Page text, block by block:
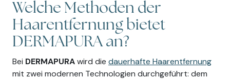
Welche Methoden der
Haarentfernung bietet
DERMAPURA an?
Bei DERMAPURAwird die dauerhafte Haarentfernung
mit zwei modernen Technologien durchgeführt: dem